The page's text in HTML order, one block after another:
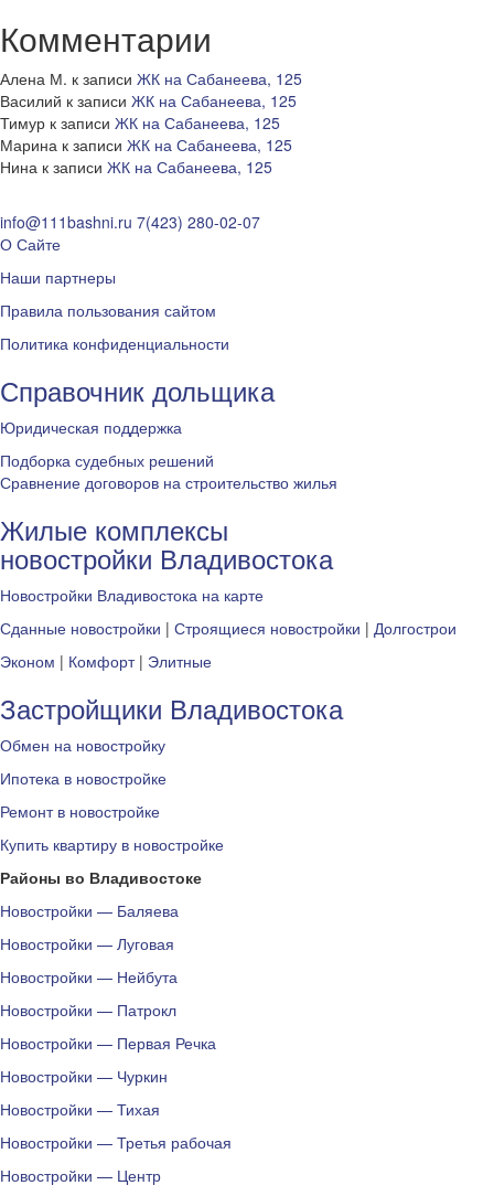
Комментарии
Алена М. к записи ЖК на Сабанеева, 125
Василий к записи ЖК на Сабанеева, 125
Тимур к записи ЖК на Сабанеева, 125
Марина к записи ЖК на Сабанеева, 125
Нина к записи ЖК на Сабанеева, 125
info@111bashni.ru 7(423) 280-02-07
О Сайте
Наши партнеры
Правила пользования сайтом
Политика конфиденциальности
Справочник дольщика
Юридическая поддержка
Подборка судебных решений
Сравнение договоров на строительство жилья
Жилые комплексы
новостройки Владивостока
Новостройки Владивостока на карте
Сданные новостройки | Строящиеся новостройки | Долгострои
Эконом | Комфорт| Элитные
Застройщики Владивостока
Обмен на новостройку
Ипотека в новостройке
Ремонт в новостройке
Купить квартиру в новостройке
Районы во Владивостоке
Новостройки — Баляева
Новостройки — Луговая
Новостройки — Нейбута
Новостройки — Патрокл
Новостройки — Первая Речка
Новостройки — Чуркин
Новостройки — Тихая
Новостройки — Третья рабочая
Новостройки — Центр